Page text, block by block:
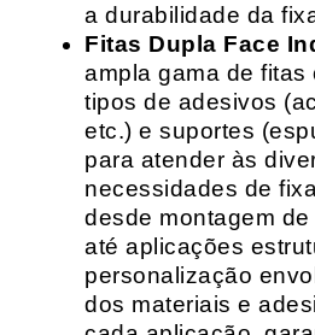
a durabilidade da
Fitas Dupla Face
ampla gama de fitas
tipos de adesivos
etc.) e suportes
para atender às
necessidades de
desde montagem
até aplicações
personalização
dos materiais e